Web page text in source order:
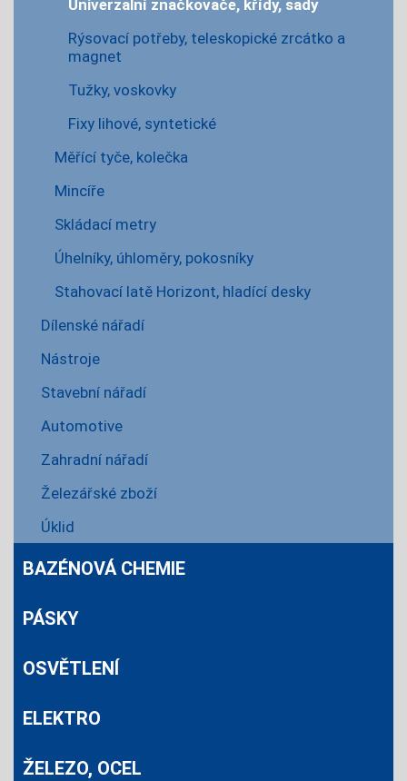
Univerzalní značkovače, křídy, sady
Rýsovací potřeby, teleskopické zrcátko a
magnet
Tužky, voskovky
Fixy lihové, syntetické
Měřící tyče, kolečka
Mincíře
Skládací metry
Úhelníky, úhloměry, pokosníky
Stahovací latě Horizont, hladící desky
Dílenské nářadí
Nástroje
Stavební nářadí
Automotive
Zahradní nářadí
Železářské zboží
Úklid
BAZÉNOVÁ CHEMIE
PÁSKY
OSVĚTLENÍ
ELEKTRO
ŽELEZO, OCEL